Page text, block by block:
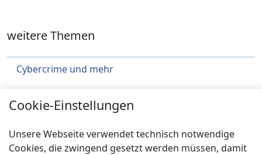
weitere Themen
Cybercrime und mehr
Über uns
Cookie-Einstellungen
Unsere Webseite verwendet technisch notwendige
Cookies, die zwingend gesetzt werden müssen, damit